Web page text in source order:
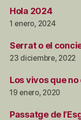
Hola 2024
1 enero, 2024
Serrat o el
23 diciembre, 2022
Los vivos que
19 enero, 2020
Passatge de